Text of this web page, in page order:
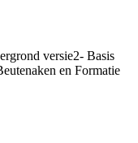
versie2- Basis
en Formatie